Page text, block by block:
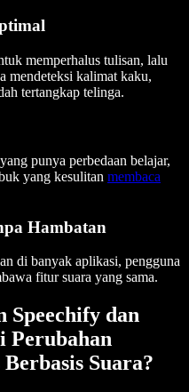
memperhalus tulisan, lalu
mendeteksi kalimat kaku,
tertangkap telinga.
punya perbedaan belajar,
yang kesulitan membaca
Hambatan
di banyak aplikasi, pengguna
fitur suara yang sama.
Speechify dan
Perubahan
Suara?